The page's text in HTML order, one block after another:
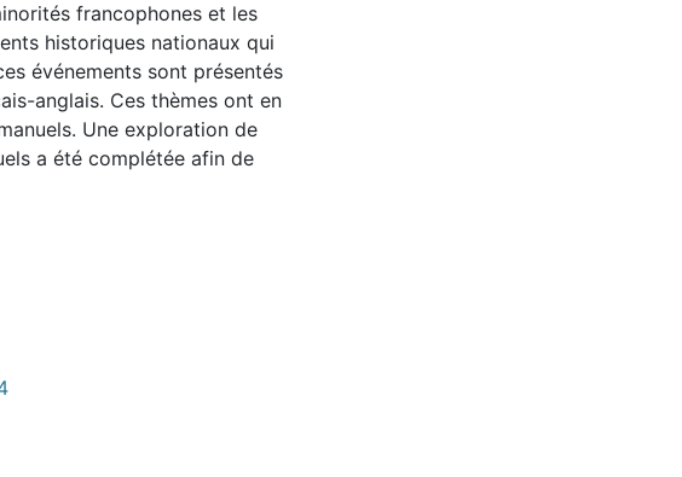
francophones et les
historiques nationaux qui
événements sont présentés
anglais. Ces thèmes ont en
Une exploration de
a été complétée afin de